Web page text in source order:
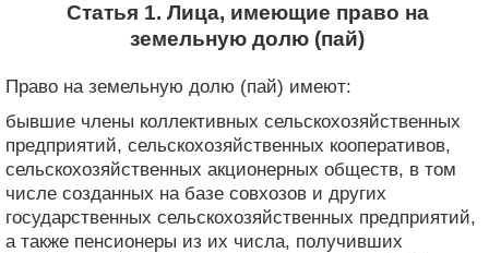
Статья 1. Лица, имеющие право на
земельную долю (пай)
Право на земельную долю (пай) имеют:
бывшие члены коллективных сельскохозяйственных
предприятий, сельскохозяйственных кооперативов,
сельскохозяйственных акционерных обществ, в том
числе созданных на базе совхозов и других
государственных сельскохозяйственных предприятий,
а также пенсионеры из их числа, получивших